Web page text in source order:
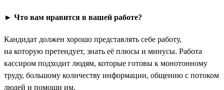
► Что вам нравится в вашей работе?
Кандидат должен хорошо представлять себе работу,
на которую претендует, знать её плюсы и минусы. Работа
кассиром подходит людям, которые готовы к монотонному
труду, большому количеству информации, общению с потоком
людей и помощи им.